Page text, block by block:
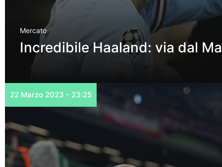
Mercato
Incredibile Haaland: via dal
22 Marzo 2023 - 23:25